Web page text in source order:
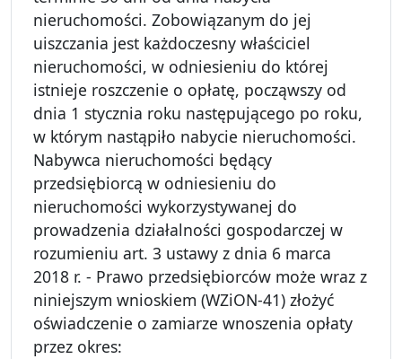
nieruchomości. Zobowiązanym do jej
uiszczania jest każdoczesny właściciel
nieruchomości, w odniesieniu do której
istnieje roszczenie o opłatę, począwszy od
dnia 1 stycznia roku następującego po roku,
w którym nastąpiło nabycie nieruchomości.
Nabywca nieruchomości będący
przedsiębiorcą w odniesieniu do
nieruchomości wykorzystywanej do
prowadzenia działalności gospodarczej w
rozumieniu art. 3 ustawy z dnia 6 marca
2018 r. - Prawo przedsiębiorców może wraz z
niniejszym wnioskiem (WZiON-41) złożyć
oświadczenie o zamiarze wnoszenia opłaty
przez okres: